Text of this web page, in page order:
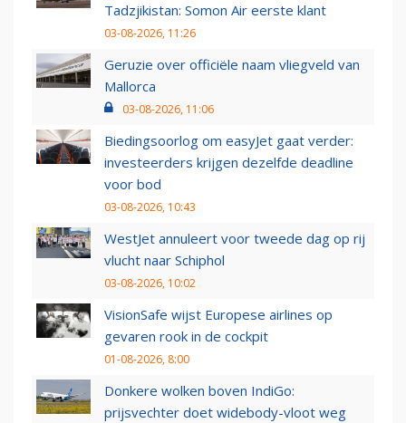
Tadzjikistan: Somon Air eerste klant
03-08-2026, 11:26
Geruzie over officiële naam vliegveld van
Mallorca
03-08-2026, 11:06
Biedingsoorlog om easyJet gaat verder:
investeerders krijgen dezelfde deadline
voor bod
03-08-2026, 10:43
WestJet annuleert voor tweede dag op rij
vlucht naar Schiphol
03-08-2026, 10:02
VisionSafe wijst Europese airlines op
gevaren rook in de cockpit
01-08-2026, 8:00
Donkere wolken boven IndiGo:
prijsvechter doet widebody-vloot weg